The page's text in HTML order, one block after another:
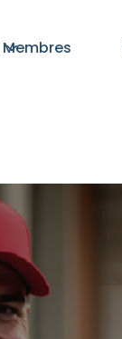
Membres